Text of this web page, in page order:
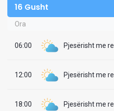
16 Gusht
Ora
06:00 Pjesërisht me re
12:00 Pjesërisht me re
18:00 Pjesërisht me re